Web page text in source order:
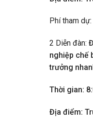
Phí tham
2 Diễn đàn:
nghiệp chế
trưởng
Thời gian:
Địa điểm: